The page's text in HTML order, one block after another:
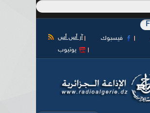
آر أس أس فيسبوك
يوتيوب